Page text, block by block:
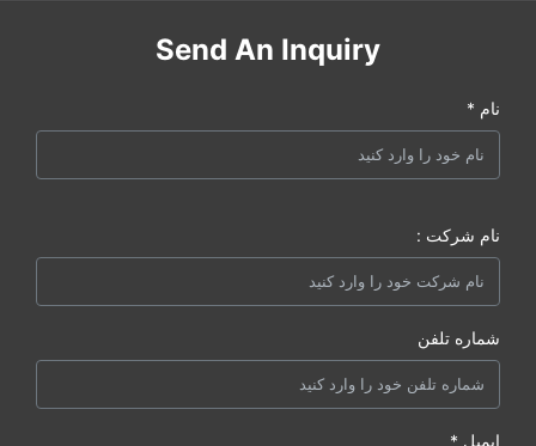
Send An Inquiry
نام *
نام شرکت :
شماره تلفن
ایمیل *